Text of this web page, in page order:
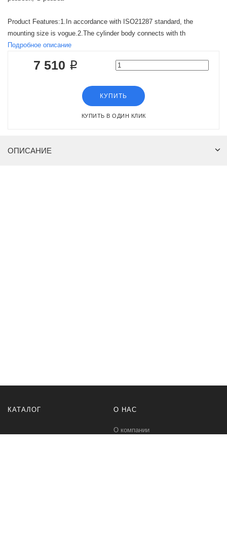
Product Features:1.In accordance with ISO21287 standard, the
mounting size is vogue.2.The cylinder body connects with th
Подробное описание
7 510 ₽
КУПИТЬ
КУПИТЬ В ОДИН КЛИК
ОПИСАНИЕ
КАТАЛОГ О НАС
О компании